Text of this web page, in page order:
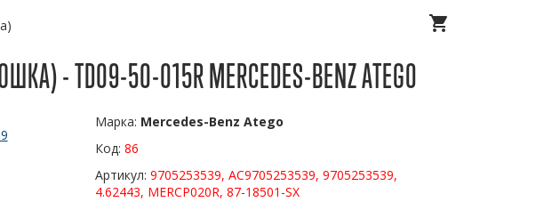
shopping_cart
- TD09-50-015R MERCEDES-BENZ ATEGO
Марка: Mercedes-Benz Atego
Код:86
Артикул:9705253539, AC9705253539, 9705253539,
4.62443, MERCP020R, 87-18501-SX